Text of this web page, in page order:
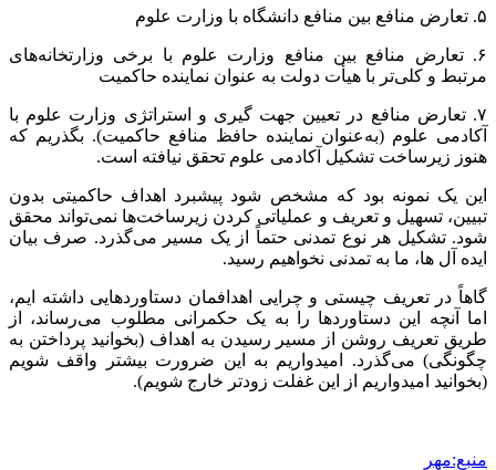
۵. تعارض منافع بین منافع دانشگاه با وزارت علوم
۶. تعارض منافع بین منافع وزارت علوم با برخی وزارتخانه‌های
مرتبط و کلی‌تر با هیأت دولت به عنوان نماینده حاکمیت
۷. تعارض منافع در تعیین جهت گیری و استراتژی وزارت علوم با
آکادمی علوم (به‌عنوان نماینده حافظ منافع حاکمیت). بگذریم که
هنوز زیرساخت تشکیل آکادمی علوم تحقق نیافته است.
این یک نمونه بود که مشخص شود پیشبرد اهداف حاکمیتی بدون
تبیین، تسهیل و تعریف و عملیاتی کردن زیرساخت‌ها نمی‌تواند محقق
شود. تشکیل هر نوع تمدنی حتماً از یک مسیر می‌گذرد. صرف بیان
ایده آل ها، ما به تمدنی نخواهیم رسید.
گاهاً در تعریف چیستی و چرایی اهدافمان دستاوردهایی داشته ایم،
اما آنچه این دستاوردها را به یک حکمرانی مطلوب می‌رساند، از
طریق تعریف روشن از مسیر رسیدن به اهداف (بخوانید پرداختن به
چگونگی) می‌گذرد. امیدواریم به این ضرورت بیشتر واقف شویم
(بخوانید امیدواریم از این غفلت زودتر خارج شویم).
منبع:مهر